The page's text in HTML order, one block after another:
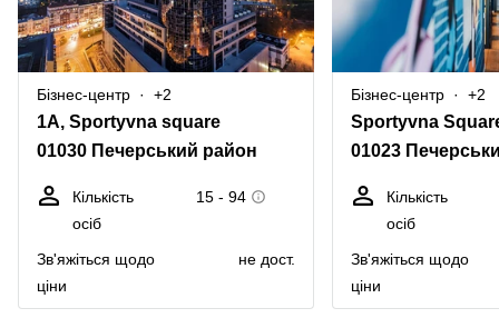
Бізнес-центр +2
1А, Sportyvna square
01030 Печерський район
Кількість
осіб
15 - 94
Зв'яжіться щодо
ціни
не дост.
Бізнес-центр +2
Sportyvna
01023
Кількість
осіб
Зв'яжіться щодо
ціни